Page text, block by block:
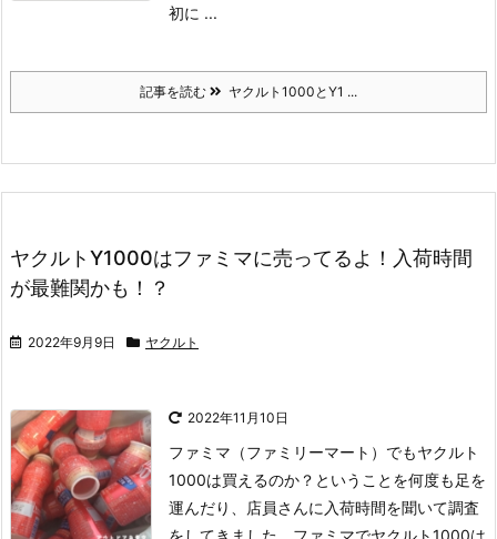
初に ...
記事を読む ヤクルト1000とY1 ...
ヤクルトY1000はファミマに売ってるよ！入荷時間
が最難関かも！？
2022年9月9日 ヤクルト
2022年11月10日
ファミマ（ファミリーマート）でもヤクルト
1000は買えるのか？ということを何度も足を
運んだり、店員さんに入荷時間を聞いて調査
をしてきました。ファミマでヤクルト1000は